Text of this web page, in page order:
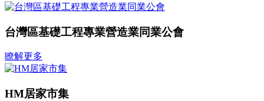
台灣區基礎工程專業營造業同業公會
瞭解更多
HM居家市集